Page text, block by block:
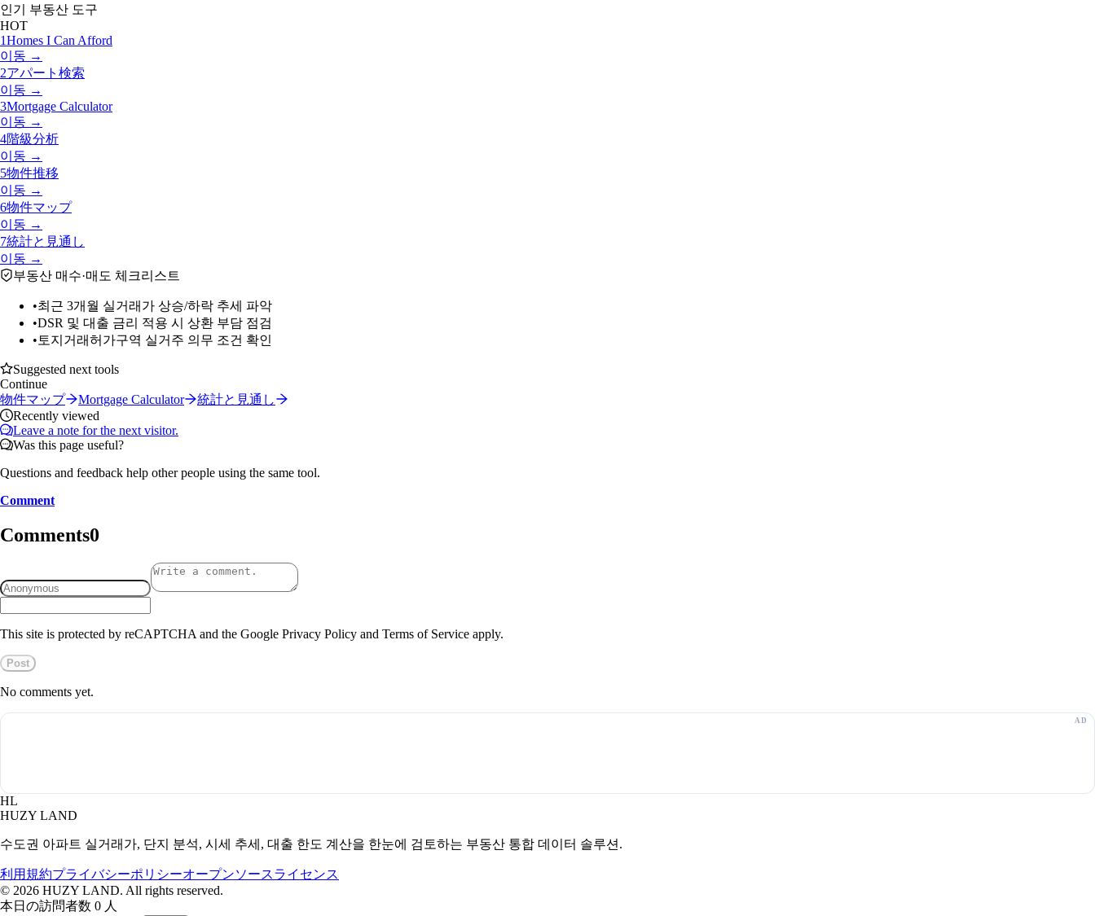
인기 부동산 도구
HOT
1Homes I Can Afford
이동 →
2アパート検索
이동 →
3Mortgage Calculator
이동 →
4階級分析
이동 →
5物件推移
이동 →
6物件マップ
이동 →
7統計と見通し
이동 →
부동산 매수·매도 체크리스트
•최근 3개월 실거래가 상승/하락 추세 파악
•DSR 및 대출 금리 적용 시 상환 부담 점검
• 토지거래허가구역 실거주 의무 조건 확인
Suggested next tools
Continue
物件マップ
Mortgage Calculator
統計と見通し
Recently viewed
Leave a note for the next visitor.
Was this page useful?
Questions and feedback help other people using the same tool.
Comment
Comments0
This site is protected by reCAPTCHA and the Google Privacy Policy and Terms of Service apply.
Post
No comments yet.
HL
HUZY LAND
수도권 아파트 실거래가, 단지 분석, 시세 추세, 대출 한도 계산을 한눈에 검토하는 부동산 통합 데이터 솔루션.
利用規約プライバシーポリシーオープンソースライセンス
© 2026 HUZY LAND. All rights reserved.
本日の訪問者数 0 人